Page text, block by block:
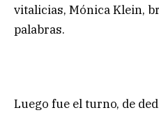
vitalicias, Mónica Klein,
palabras.
Luego fue el turno, de